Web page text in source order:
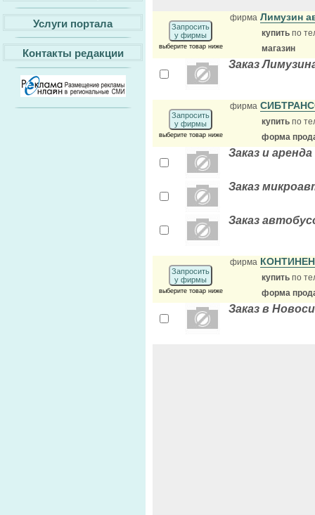
Услуги портала
Контакты редакции
Запросить
у фирмы
выберите товар ниже
фирма Лимузин
купить по
магазин
Заказ
Запросить
у фирмы
выберите товар ниже
фирма
купить по
форма
Заказ и
Заказ
Заказ
Запросить
у фирмы
выберите товар ниже
фирма
купить по
форма
Заказ в